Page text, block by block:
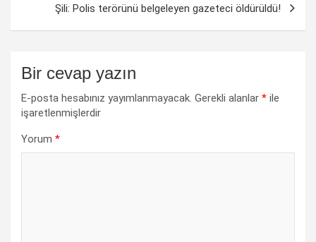
Şili: Polis terörünü belgeleyen gazeteci öldürüldü!
Bir cevap yazın
E-posta hesabınız yayımlanmayacak. Gerekli alanlar * ile
işaretlenmişlerdir
Yorum *